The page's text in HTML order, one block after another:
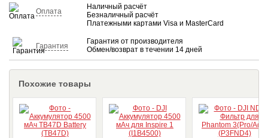
Оплата
Наличный расчёт
Безналичный расчёт
Платежными картами Visa и MasterCard
Гарантия
Гарантия от производителя
Обмен/возврат в течении 14 дней
Похожие товары